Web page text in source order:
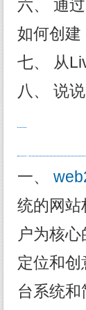
六、 通
如何创建
七、 从
八、 说
一、
统的网站
户为核
定位和
台系统